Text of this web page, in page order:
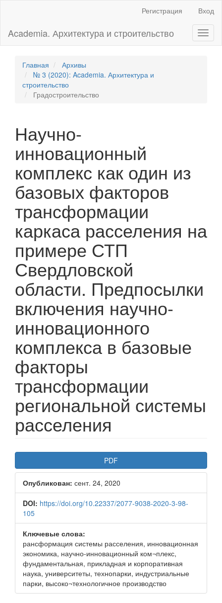
Основное
содержимое
панель
Регистрация Вход
Academia. Архитектура и строительство
Главная
Архивы
№ 3 (2020): Academia. Архитектура и
строительство
Градостроительство
Научно-
инновационный
комплекс как один из
базовых факторов
трансформации
каркаса расселения на
примере СТП
Свердловской
области. Предпосылки
включения научно-
инновационного
комплекса в базовые
факторы
трансформации
региональной системы
расселения
Боковая
панель
статьи
PDF
Опубликован: сент. 24, 2020
DOI: https://doi.org/10.22337/2077-9038-2020-3-98-
105
Ключевые слова:
рансформация системы расселения, инновационная
экономика, научно-инновационный ком¬плекс,
фундаментальная, прикладная и корпоративная
наука, университеты, технопарки, индустриальные
парки, высоко¬технологичное производство